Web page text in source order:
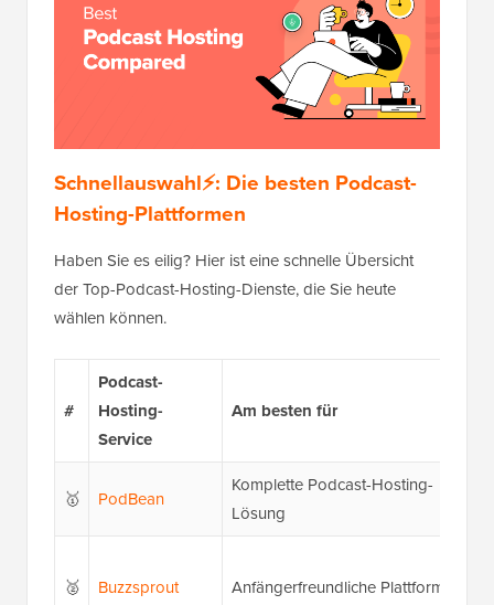
Schnellauswahl⚡: Die besten Podcast-
Hosting-Plattformen
Haben Sie es eilig? Hier ist eine schnelle Übersicht
der Top-Podcast-Hosting-Dienste, die Sie heute
wählen können.
#
Podcast-
Hosting-
Service
Am besten für
🥇 PodBean
Komplette Podcast-Hosting-
Lösung
🥈 Buzzsprout Anfängerfreundliche Plattform